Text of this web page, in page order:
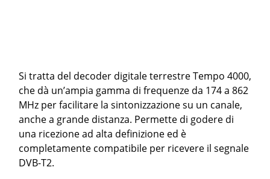
Si tratta del decoder digitale terrestre Tempo 4000,
che dà un’ampia gamma di frequenze da 174 a 862
MHz per facilitare la sintonizzazione su un canale,
anche a grande distanza. Permette di godere di
una ricezione ad alta definizione ed è
completamente compatibile per ricevere il segnale
DVB-T2.